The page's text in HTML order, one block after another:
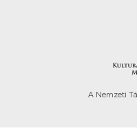
A Nemzeti